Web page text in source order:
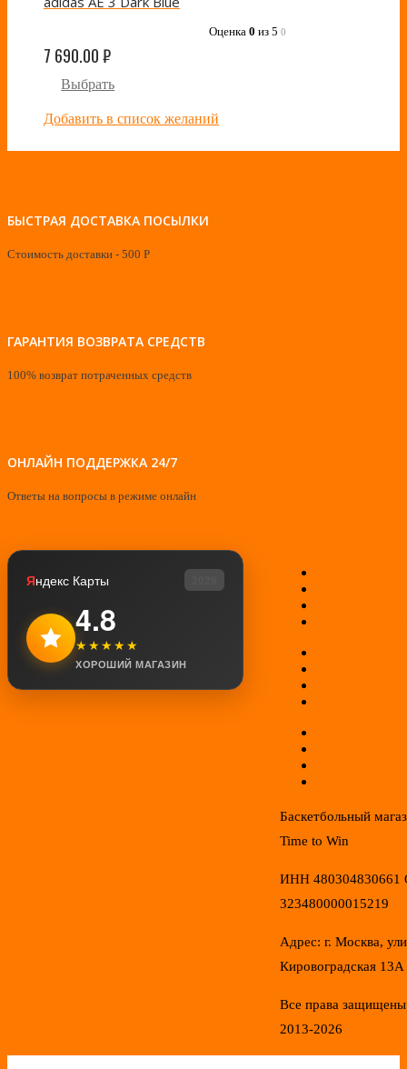
Оценка 0 из 5 0
7 690.00₽
Выбрать
Добавить в список желаний
БЫСТРАЯ ДОСТАВКА ПОСЫЛКИ
Стоимость доставки - 500 Р
ГАРАНТИЯ ВОЗВРАТА СРЕДСТВ
100% возврат потраченных средств
ОНЛАЙН ПОДДЕРЖКА 24/7
Ответы на вопросы в режиме онлайн
Яндекс Карты
4.8
★★★★★
ХОРОШИЙ МАГАЗИН
Баскетбольный
Time to Win
ИНН 480304830661
323480000015219
Адрес: г. Москва,
Кировоградская 13А
Все права
2013-2026